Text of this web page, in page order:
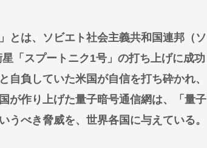
とは、ソビエト社会主義共和国連邦（ソ
「スプートニク1号」の打ち上げに成功
自負していた米国が自信を打ち砕かれ、
が作り上げた量子暗号通信網は、「量子
うべき脅威を、世界各国に与えている。